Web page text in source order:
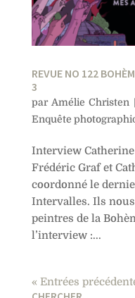
REVUE NO 122
3
parAmélie Christen |
Enquête
Interview
Frédéric Graf et
coordonné le
Intervalles. Ils
peintres de la
l’interview :...
« Entrées